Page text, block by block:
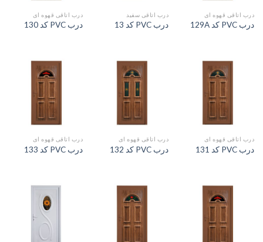
درب اتاقی قهوه ای
درب PVC کد 129A
درب اتاقی سفید
درب PVC کد 13
درب اتاقی قهوه ای
درب PVC کد 130
درب اتاقی قهوه ای
درب PVC کد 131
درب اتاقی قهوه ای
درب PVC کد 132
درب اتاقی قهوه ای
درب PVC کد 133